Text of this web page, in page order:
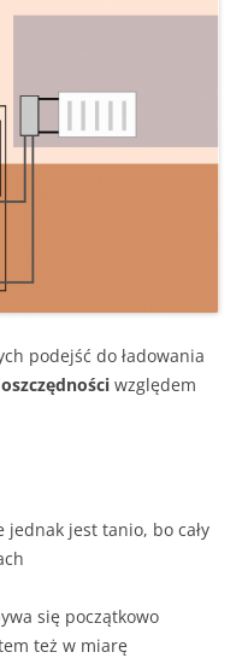
podejść do ładowania
względem
jednak jest tanio, bo cały
się początkowo
też w miarę